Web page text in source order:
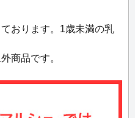
おります。1歳未満の乳
商品です。